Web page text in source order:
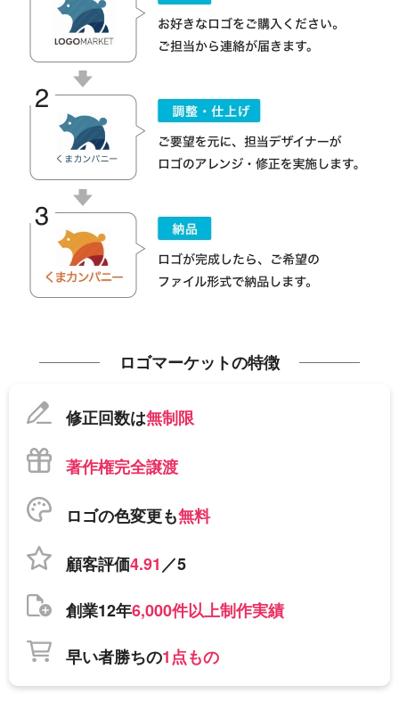
ロゴマーケットの特徴
修正回数は無制限
著作権完全譲渡
ロゴの色変更も無料
顧客評価4.91／5
創業12年6,000件以上制作実績
早い者勝ちの1点もの